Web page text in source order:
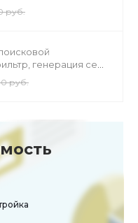
руб.
генерация сео
руб.